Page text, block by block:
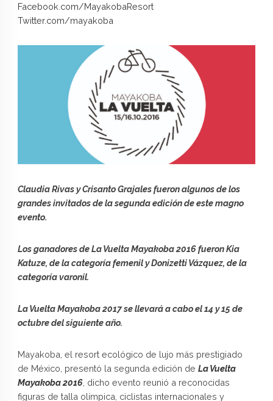
Facebook.com/MayakobaResort
Twitter.com/mayakoba
Claudia Rivas y Crisanto Grajales fueron algunos de los
grandes invitados de la segunda edición de este magno
evento.
Los ganadores de La Vuelta Mayakoba 2016 fueron Kia
Katuze, de la categoría femenil y Donizetti Vázquez, de la
categoría varonil.
La Vuelta Mayakoba 2017 se llevará a cabo el 14 y 15 de
octubre del siguiente año.
Mayakoba, el resort ecológico de lujo más prestigiado
de México, presentó la segunda edición de La Vuelta
Mayakoba 2016, dicho evento reunió a reconocidas
figuras de talla olímpica, ciclistas internacionales y